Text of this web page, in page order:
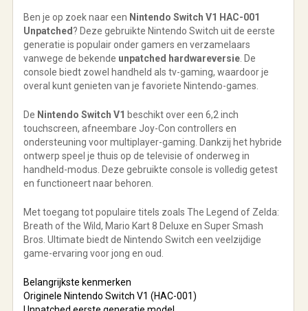
Ben je op zoek naar een Nintendo Switch V1 HAC-001
Unpatched ? Deze gebruikte Nintendo Switch uit de eerste
generatie is populair onder gamers en verzamelaars
vanwege de bekende unpatched hardwareversie . De
console biedt zowel handheld als tv-gaming, waardoor je
overal kunt genieten van je favoriete Nintendo-games.
De Nintendo Switch V1 beschikt over een 6,2 inch
touchscreen, afneembare Joy-Con controllers en
ondersteuning voor multiplayer-gaming. Dankzij het hybride
ontwerp speel je thuis op de televisie of onderweg in
handheld-modus. Deze gebruikte console is volledig getest
en functioneert naar behoren.
Met toegang tot populaire titels zoals The Legend of Zelda:
Breath of the Wild, Mario Kart 8 Deluxe en Super Smash
Bros. Ultimate biedt de Nintendo Switch een veelzijdige
game-ervaring voor jong en oud.
Belangrijkste kenmerken
Originele Nintendo Switch V1 (HAC-001)